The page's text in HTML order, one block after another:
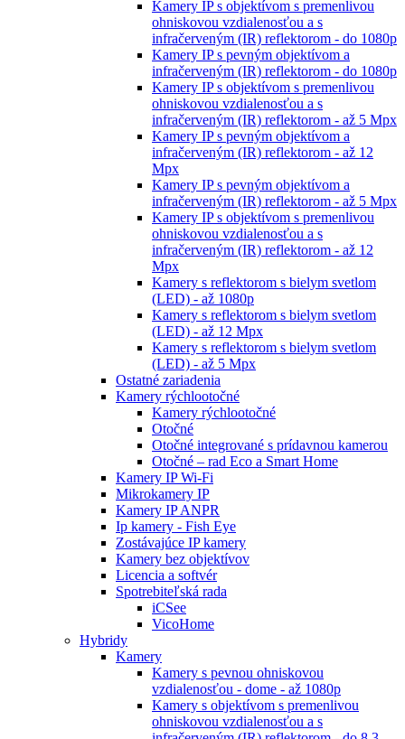
Kamery IP s objektívom s premenlivou
ohniskovou vzdialenosťou a s
infračerveným (IR) reflektorom - do 1080p
Kamery IP s pevným objektívom a
infračerveným (IR) reflektorom - do 1080p
Kamery IP s objektívom s premenlivou
ohniskovou vzdialenosťou a s
infračerveným (IR) reflektorom - až 5 Mpx
Kamery IP s pevným objektívom a
infračerveným (IR) reflektorom - až 12
Mpx
Kamery IP s pevným objektívom a
infračerveným (IR) reflektorom - až 5 Mpx
Kamery IP s objektívom s premenlivou
ohniskovou vzdialenosťou a s
infračerveným (IR) reflektorom - až 12
Mpx
Kamery s reflektorom s bielym svetlom
(LED) - až 1080p
Kamery s reflektorom s bielym svetlom
(LED) - až 12 Mpx
Kamery s reflektorom s bielym svetlom
(LED) - až 5 Mpx
Ostatné zariadenia
Kamery rýchlootočné
Kamery rýchlootočné
Otočné
Otočné integrované s prídavnou kamerou
Otočné – rad Eco a Smart Home
Kamery IP Wi-Fi
Mikrokamery IP
Kamery IP ANPR
Ip kamery - Fish Eye
Zostávajúce IP kamery
Kamery bez objektívov
Licencia a softvér
Spotrebiteľská rada
iCSee
VicoHome
Hybridy
Kamery
Kamery s pevnou ohniskovou
vzdialenosťou - dome - až 1080p
Kamery s objektívom s premenlivou
ohniskovou vzdialenosťou a s